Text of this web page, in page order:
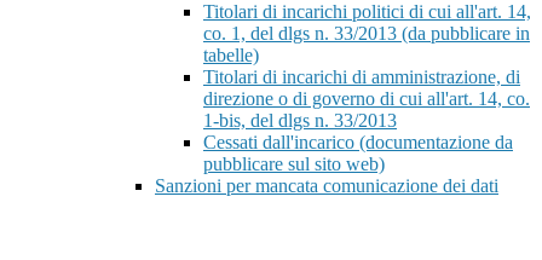
Titolari di incarichi politici di cui all'art. 14,
co. 1, del dlgs n. 33/2013 (da pubblicare in
tabelle)
Titolari di incarichi di amministrazione, di
direzione o di governo di cui all'art. 14, co.
1-bis, del dlgs n. 33/2013
Cessati dall'incarico (documentazione da
pubblicare sul sito web)
Sanzioni per mancata comunicazione dei dati